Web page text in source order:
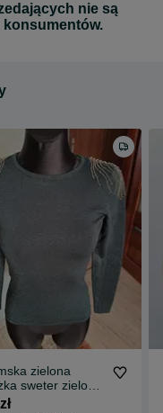
nie są
zielona
sweter zielony
ORSAY